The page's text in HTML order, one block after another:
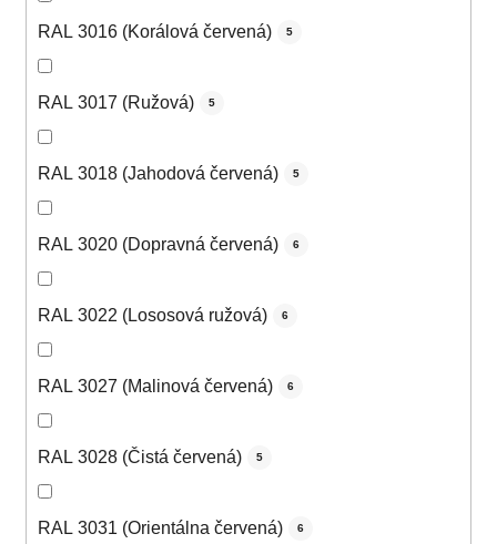
RAL 3016 (Korálová červená) 5
RAL 3017 (Ružová) 5
RAL 3018 (Jahodová červená) 5
RAL 3020 (Dopravná červená) 6
RAL 3022 (Lososová ružová) 6
RAL 3027 (Malinová červená) 6
RAL 3028 (Čistá červená) 5
RAL 3031 (Orientálna červená) 6